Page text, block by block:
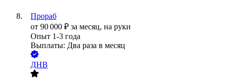
Прораб
от 90 000 ₽ за месяц, на руки
Опыт 1-3 года
Выплаты: Два раза в месяц
ДНВ